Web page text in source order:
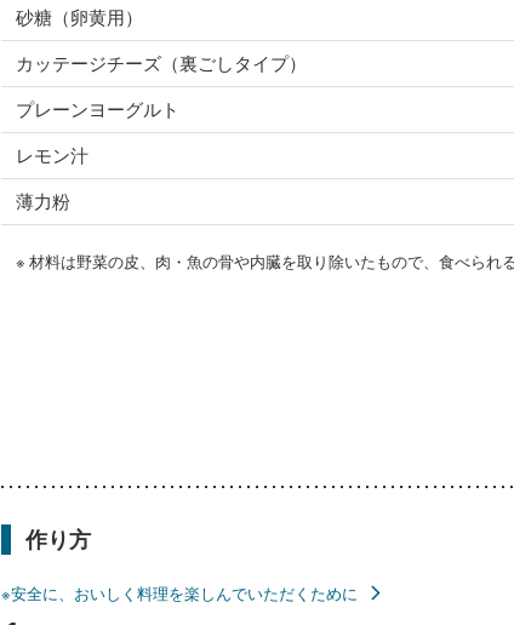
砂糖（卵黄用）
カッテージチーズ（裏ごしタイプ）
プレーンヨーグルト
レモン汁
薄力粉
※ 材料は野菜の皮、肉・魚の骨や内臓を取り除いたもので、食べられ
作り方
※安全に、おいしく料理を楽しんでいただくために